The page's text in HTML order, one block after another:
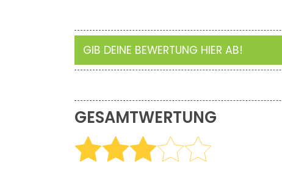
GIB DEINE BEWERTUNG HIER AB!
GESAMTWERTUNG